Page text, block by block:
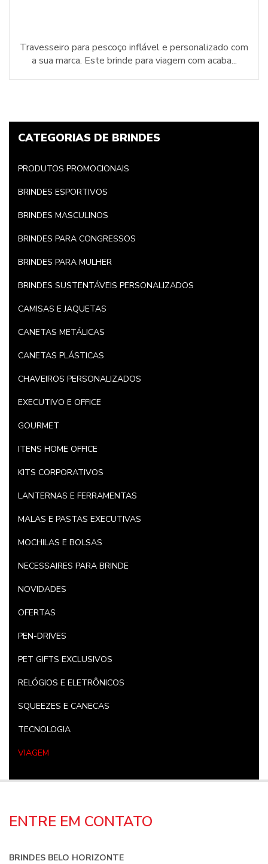
Travesseiro para pescoço inflável e personalizado com
a sua marca. Este brinde para viagem com acaba...
CATEGORIAS DE BRINDES
PRODUTOS PROMOCIONAIS
BRINDES ESPORTIVOS
BRINDES MASCULINOS
BRINDES PARA CONGRESSOS
BRINDES PARA MULHER
BRINDES SUSTENTÁVEIS PERSONALIZADOS
CAMISAS E JAQUETAS
CANETAS METÁLICAS
CANETAS PLÁSTICAS
CHAVEIROS PERSONALIZADOS
EXECUTIVO E OFFICE
GOURMET
ITENS HOME OFFICE
KITS CORPORATIVOS
LANTERNAS E FERRAMENTAS
MALAS E PASTAS EXECUTIVAS
MOCHILAS E BOLSAS
NECESSAIRES PARA BRINDE
NOVIDADES
OFERTAS
PEN-DRIVES
PET GIFTS EXCLUSIVOS
RELÓGIOS E ELETRÔNICOS
SQUEEZES E CANECAS
TECNOLOGIA
VIAGEM
ENTRE EM CONTATO
BRINDES BELO HORIZONTE